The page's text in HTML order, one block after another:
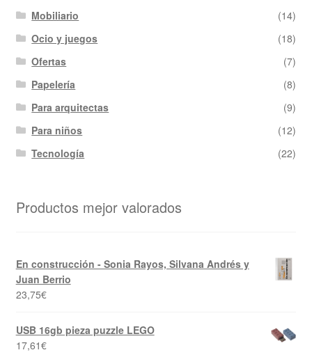
Mobiliario
(14)
Ocio y juegos
(18)
Ofertas
(7)
Papelería
(8)
Para arquitectas
(9)
Para niños
(12)
Tecnología
(22)
Productos mejor valorados
En construcción - Sonia Rayos, Silvana Andrés y
Juan Berrio
23,75€
USB 16gb pieza puzzle LEGO
17,61€